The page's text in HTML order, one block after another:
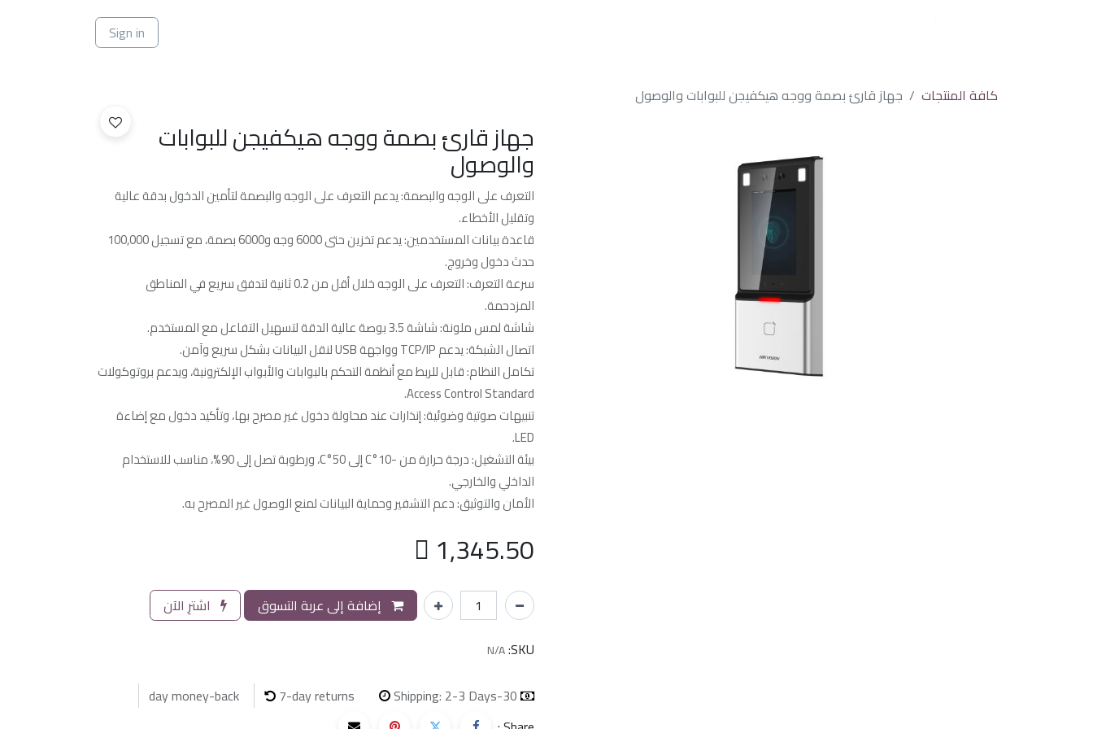
Sign in
كافة المنتجات جهاز قارئ بصمة ووجه هيكفيجن للبوابات والوصول
جهاز قارئ بصمة ووجه هيكفيجن للبوابات
والوصول
التعرف على الوجه والبصمة: يدعم التعرف على الوجه والبصمة لتأمين الدخول بدقة عالية
وتقليل الأخطاء.
قاعدة بيانات المستخدمين: يدعم تخزين حتى 6000 وجه و6000 بصمة، مع تسجيل 100,000
حدث دخول وخروج.
سرعة التعرف: التعرف على الوجه خلال أقل من 0.2 ثانية لتدفق سريع في المناطق
المزدحمة.
شاشة لمس ملونة: شاشة 3.5 بوصة عالية الدقة لتسهيل التفاعل مع المستخدم.
اتصال الشبكة: يدعم TCP/IP وواجهة USB لنقل البيانات بشكل سريع وآمن.
تكامل النظام: قابل للربط مع أنظمة التحكم بالبوابات والأبواب الإلكترونية، ويدعم بروتوكولات
Access Control Standard.
تنبيهات صوتية وضوئية: إنذارات عند محاولة دخول غير مصرح بها، وتأكيد دخول مع إضاءة
LED.
بيئة التشغيل: درجة حرارة من -10°C إلى 50°C، ورطوبة تصل إلى 90%، مناسب للاستخدام
الداخلي والخارجي.
الأمان والتوثيق: دعم التشفير وحماية البيانات لمنع الوصول غير المصرح به.
 1,345.50
إضافة إلى عربة التسوق
اشترِ الآن
SKU:
N/A
30-day money-back
7-day returns
Shipping: 2-3 Days